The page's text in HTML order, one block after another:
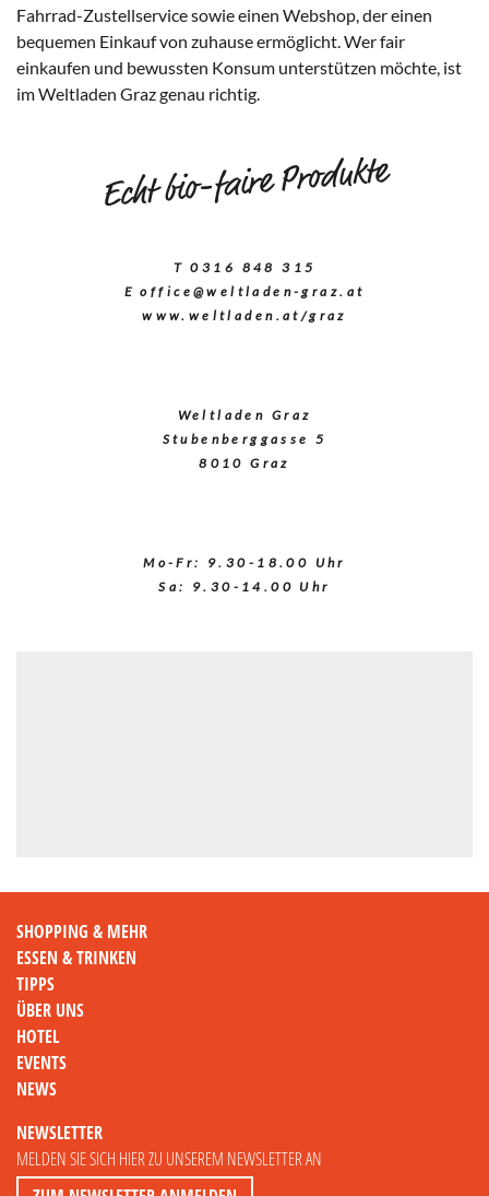
Fahrrad-Zustellservice sowie einen Webshop, der einen
bequemen Einkauf von zuhause ermöglicht. Wer fair
einkaufen und bewussten Konsum unterstützen möchte, ist
im Weltladen Graz genau richtig.
Echt bio-faire Produkte
T0316 848 315
Eoffice@weltladen-graz.at
www.weltladen.at/graz
Weltladen Graz
Stubenberggasse 5
8010 Graz
Mo-Fr: 9.30-18.00 Uhr
Sa: 9.30-14.00 Uhr
SHOPPING & MEHR
ESSEN & TRINKEN
TIPPS
ÜBER UNS
HOTEL
EVENTS
NEWS
NEWSLETTER
MELDEN SIE SICH HIER ZU UNSEREM NEWSLETTER AN